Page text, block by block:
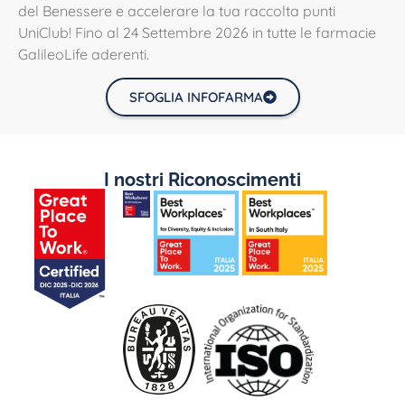
del Benessere e accelerare la tua raccolta punti
UniClub! Fino al 24 Settembre 2026 in tutte le farmacie
GalileoLife aderenti.
SFOGLIA INFOFARMA
I nostri Riconoscimenti